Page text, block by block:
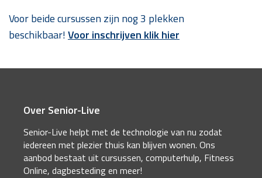
Voor beide cursussen zijn nog 3 plekken
beschikbaar!Voor inschrijven klik hier
Over Senior-Live
Senior-Live helpt met de technologie van nu zodat
iedereen met plezier thuis kan blijven wonen. Ons
aanbod bestaat uit cursussen, computerhulp, Fitness
Online, dagbesteding en meer!